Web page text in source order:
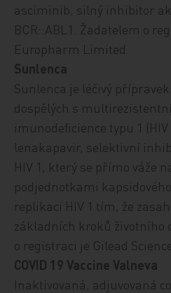
asciminib, silný inhibitor
BCR::ABL1. Žadatelem o
Europharm Limited.
Sunlenca
Sunlenca je léčivý přípravek
dospělých s
imunodeficience typu 1 (HIV
lenakapavir, selektivní
HIV 1, který se přímo váže
podjednotkami
replikaci HIV 1 tím, že
základních kroků životního
o registraci je Gilead
COVID 19 Vaccine Valneva
Inaktivovaná, adjuvovaná